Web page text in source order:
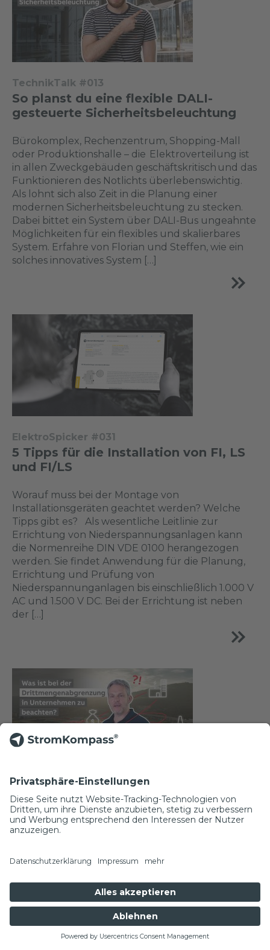
NEWSLETTER
TechnikTalk #013
So planst du eine flexible DALI-
gesteuerte Sicherheitsbeleuchtung
Bürokomplex, Rechenzentrum, Shopping-Mall
oder Produktionshalle – die Elektroverteilung ist
in allen Zweckgebäuden geschäftskritisch und das
Funktionieren des Notlichts überlebenswichtig.
Als lohnt sich also Zeit in die Planung einer
modernen Sicherheitsbeleuchtung zu stecken.
Dabei bittet ein System über DALI-Bus ungeahnte
Möglichkeiten für ein flexibles und skalierbares
System. Erfahre von Florian und Steffen, wie ein
solches innovatives System […]
ElektroSpicker #031
5 Tipps für die Installation von FI, LS
und FI/LS
Worauf muss bei der Montage von
Installationsgeräten geachtet werden? Welche
Tipps gibt es? Als wesentliche Leitlinie zur
Errichtung von Niederspannungsanlagen kann
die Normenreihe DIN VDE 0100 herangezogen
werden. Sie findet Anwendung für die Planung,
Errichtung und Prüfung von
Niederspannunganlagen bis einschließlich 1.000 V
AC und 1.500 V DC. Bei der Errichtung ist neben
der […]
Was ist bei Drittmengenabgrenzung
im Unternehmen zu beachten?
Drittmengenabgrenzung für bestimmte
Umlage zu erhalten. Das ist für Unternehmen
relevant, die eigenen Strom aus Photovoltaik oder
Blockheizkraftwerken produzieren. Wie das
Messsystem aufgebaut werden muss, um die
Anforderungen zu erfüllen, zeigen wir dir in